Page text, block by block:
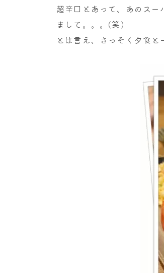
超辛口とあって、あのス
まして。。。(笑)
とは言え、さっそく夕食と